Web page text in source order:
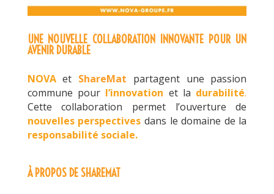
UNE NOUVELLE COLLABORATION INNOVANTE POUR UN
AVENIR DURABLE
NOVAet ShareMat partagent une passion
commune pour l’innovation et la durabilité.
Cette collaboration permet l’ouverture de
nouvelles perspectives dans le domaine de la
responsabilité sociale.
À PROPOS DE SHAREMAT